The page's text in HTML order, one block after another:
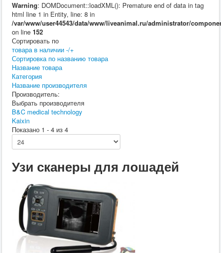
Warning: DOMDocument::loadXML(): Premature end of data in tag
html line 1 in Entity, line: 8 in
/var/www/user44543/data/www/liveanimal.ru/administrator/
on line 152
Сортировать по
товара в наличии -/+
Сортировка по названию товара
Название товара
Категория
Название производителя
Производитель:
Выбрать производителя
B&C medical technology
Kaixin
Показано 1 - 4 из 4
Узи сканеры для лошадей